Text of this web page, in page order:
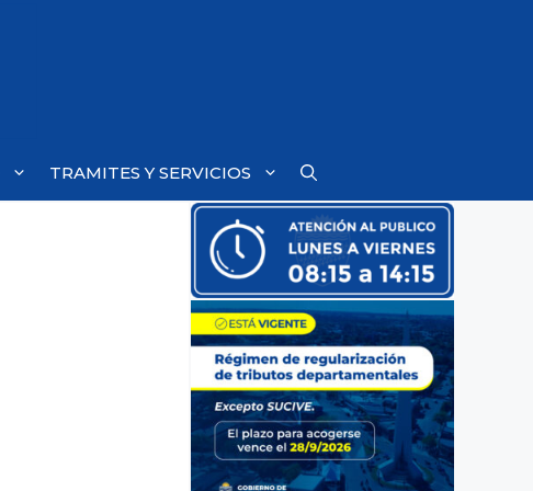
TRAMITES Y SERVICIOS